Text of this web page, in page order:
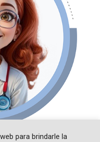
para brindarle la